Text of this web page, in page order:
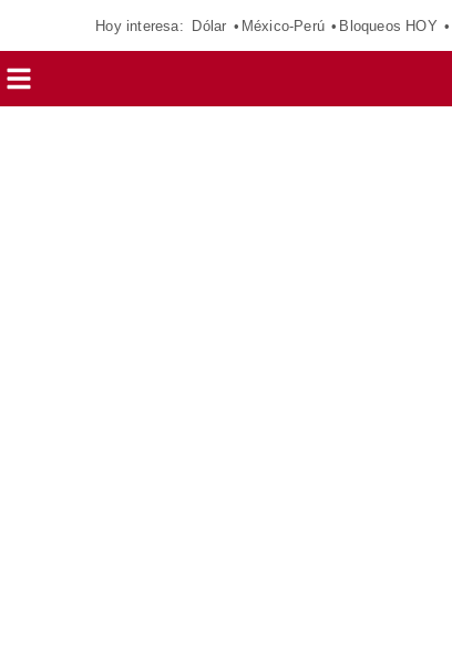
Hoy interesa: Dólar México-Perú Bloqueos HOY